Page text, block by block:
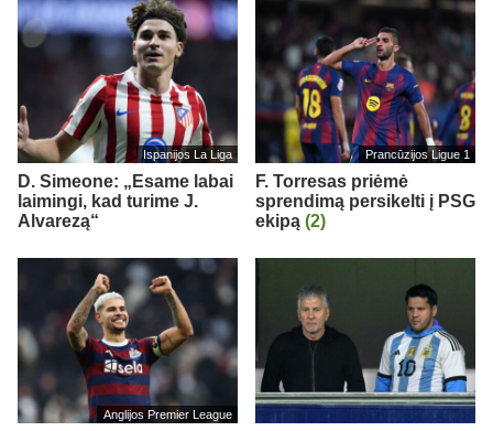
Ispanijos La Liga
D. Simeone: „Esame labai
laimingi, kad turime J.
Alvarezą“
Prancūzijos Ligue 1
F. Torresas priėmė
sprendimą persikelti į PSG
ekipą (2)
Anglijos Premier League